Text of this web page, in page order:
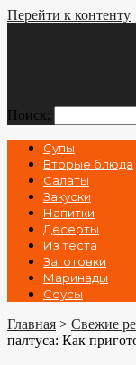
Перейти к контенту
Поиск:
Супы
Вторые блюда
Салаты
Закуски
Напитки
Десерты
Из теста
Заготовки
Маринады
Соусы
Главная > Свежие
палтуса: Как